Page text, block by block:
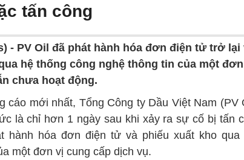
tấn công
- PV Oil đã phát hành hóa đơn điện tử trở lại
hệ thống công nghệ thông tin của một
chưa hoạt động.
cáo mới nhất, Tổng Công ty Dầu Việt Nam (PV
là chỉ hơn 1 ngày sau khi xảy ra sự cố bị tấn
hành hóa đơn điện tử và phiếu xuất kho qua
một đơn vị cung cấp dịch vụ.